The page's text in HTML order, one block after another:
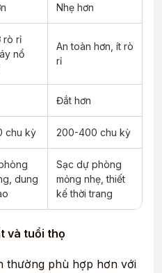
Nhẹ hơn
rò rỉ
nổ
An toàn hơn, ít rò
rỉ
Đắt hơn
chu kỳ 200-400 chu kỳ
dung
Sạc dự phòng
mỏng nhẹ, thiết
kế thời trang
và tuổi thọ
thường phù hợp hơn với